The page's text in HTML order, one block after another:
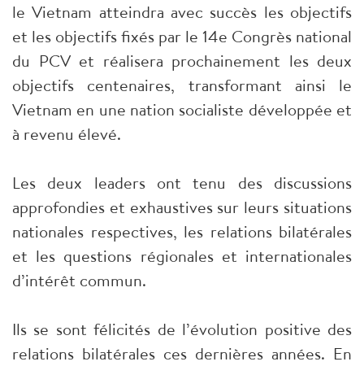
le Vietnam atteindra avec succès les objectifs
et les objectifs fixés par le 14e Congrès national
du PCV et réalisera prochainement les deux
objectifs centenaires, transformant ainsi le
Vietnam en une nation socialiste développée et
à revenu élevé.
Les deux leaders ont tenu des discussions
approfondies et exhaustives sur leurs situations
nationales respectives, les relations bilatérales
et les questions régionales et internationales
d’intérêt commun.
Ils se sont félicités de l’évolution positive des
relations bilatérales ces dernières années. En